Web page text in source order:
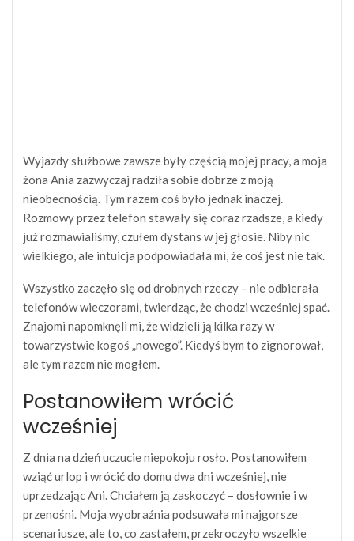
Wyjazdy służbowe zawsze były częścią mojej pracy, a moja
żona Ania zazwyczaj radziła sobie dobrze z moją
nieobecnością. Tym razem coś było jednak inaczej.
Rozmowy przez telefon stawały się coraz rzadsze, a kiedy
już rozmawialiśmy, czułem dystans w jej głosie. Niby nic
wielkiego, ale intuicja podpowiadała mi, że coś jest nie tak.
Wszystko zaczęło się od drobnych rzeczy – nie odbierała
telefonów wieczorami, twierdząc, że chodzi wcześniej spać.
Znajomi napomknęli mi, że widzieli ją kilka razy w
towarzystwie kogoś „nowego”. Kiedyś bym to zignorował,
ale tym razem nie mogłem.
Postanowiłem wrócić
wcześniej
Z dnia na dzień uczucie niepokoju rosło. Postanowiłem
wziąć urlop i wrócić do domu dwa dni wcześniej, nie
uprzedzając Ani. Chciałem ją zaskoczyć – dosłownie i w
przenośni. Moja wyobraźnia podsuwała mi najgorsze
scenariusze, ale to, co zastałem, przekroczyło wszelkie